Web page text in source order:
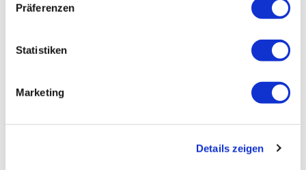
Präferenzen
Statistiken
Marketing
Details zeigen